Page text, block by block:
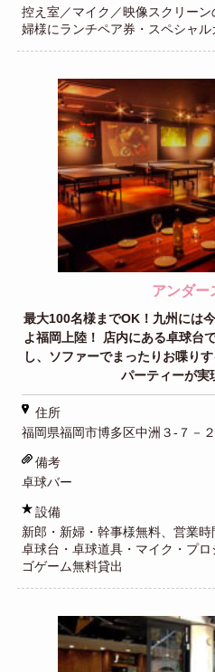
控え室／マイク／映像スクリー
婦様にランチペア券・スペシャル
アンダー
最大100名様までOK！九州には
よ福岡上陸！ 店内にある卓球台
し、ソファーでまったりお喋り
パーティーが実
住所
福岡県福岡市博多区中洲３-７－
備考
卓球バー
設備
新郎・新婦・幹事様無料、営業時
卓球台・卓球道具・マイク・プ
ゴゲーム無料貸出